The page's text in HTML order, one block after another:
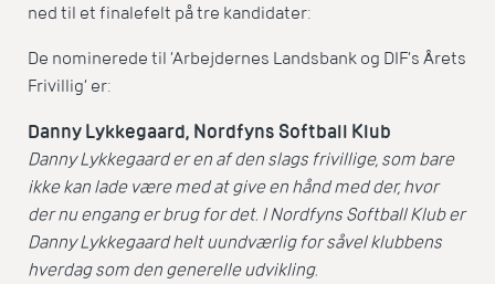
ned til et finalefelt på tre kandidater:
De nominerede til ’Arbejdernes Landsbank og DIF’s Årets
Frivillig’ er:
Danny Lykkegaard, Nordfyns Softball Klub
Danny Lykkegaard er en af den slags frivillige, som bare
ikke kan lade være med at give en hånd med der, hvor
der nu engang er brug for det. I Nordfyns Softball Klub er
Danny Lykkegaard helt uundværlig for såvel klubbens
hverdag som den generelle udvikling.